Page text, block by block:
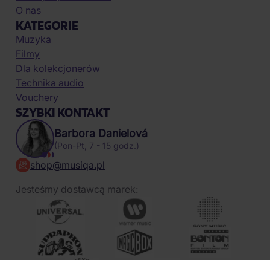
O nas
KATEGORIE
Muzyka
Filmy
Dla kolekcjonerów
Technika audio
Vouchery
SZYBKI KONTAKT
Barbora Danielová
(Pon-Pt, 7 - 15 godz.)
shop@musiqa.pl
Jesteśmy dostawcą marek: